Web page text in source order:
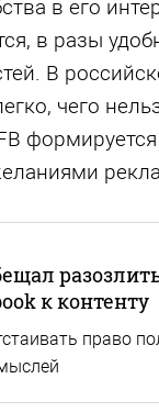
в его
в разы
В
чего
к контенту
право